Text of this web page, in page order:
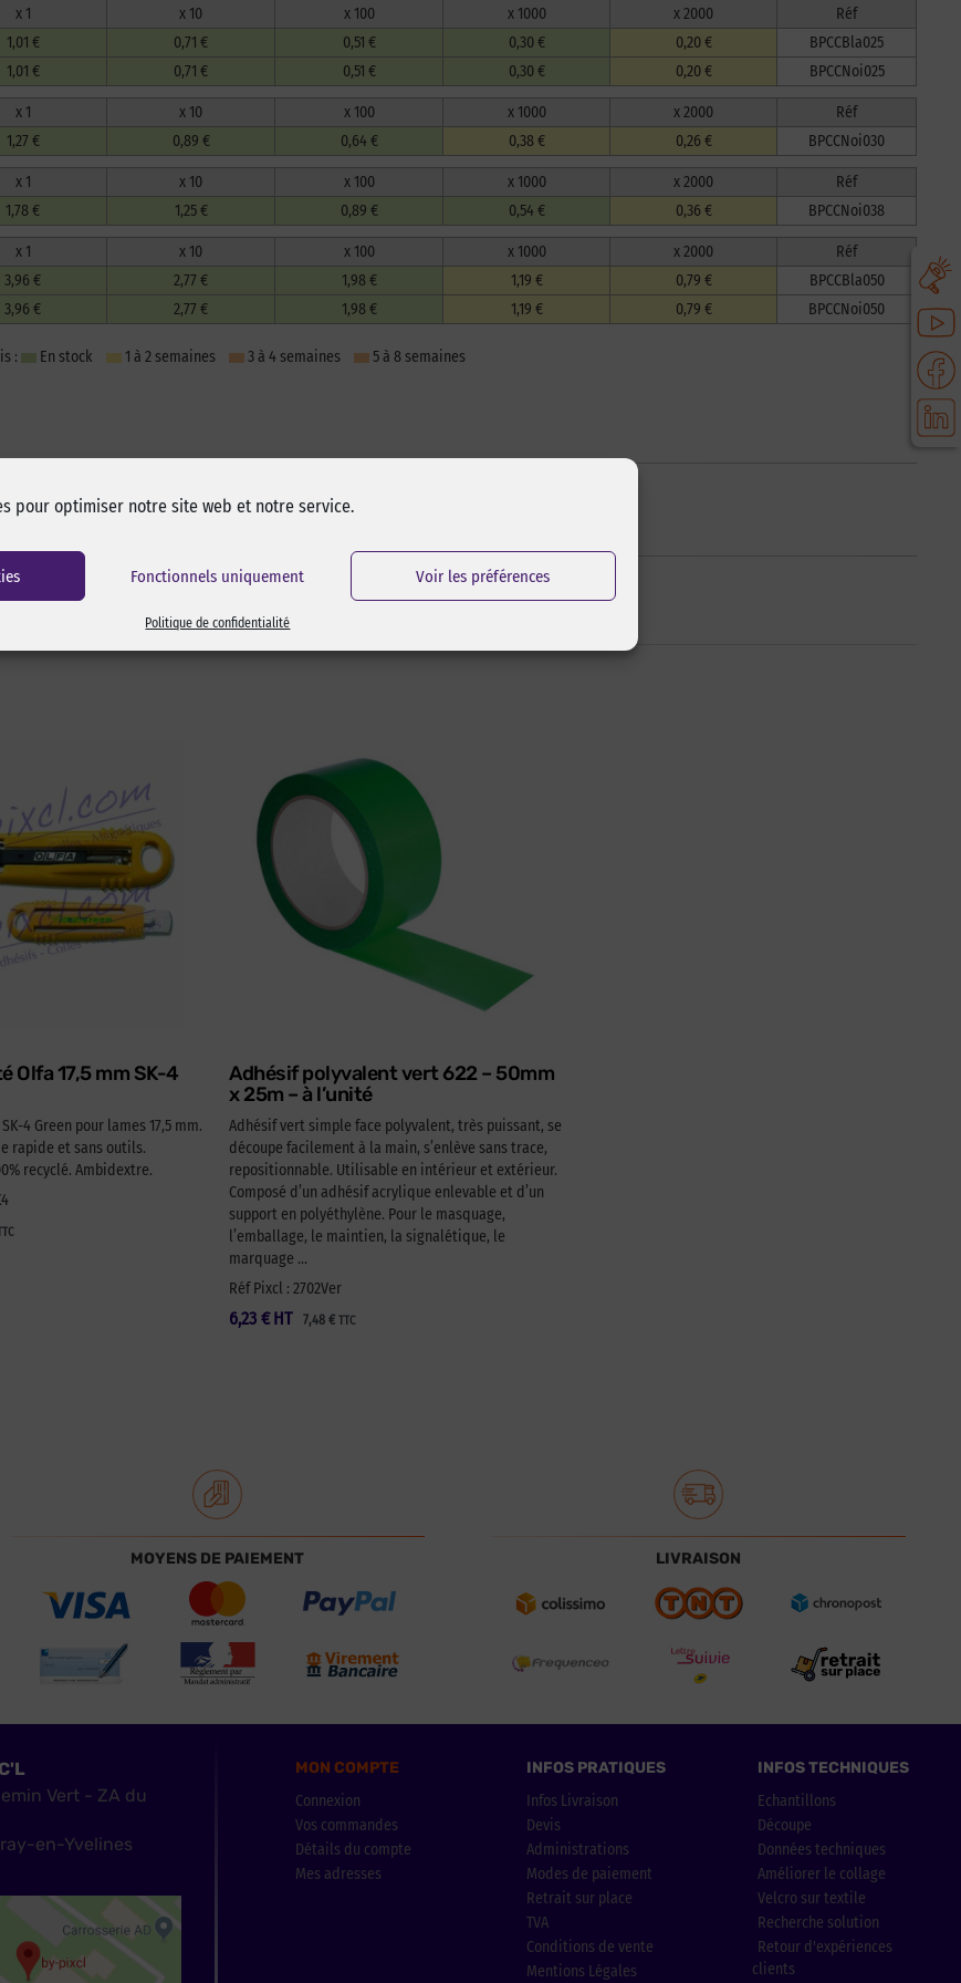
pour optimiser notre site web et notre service.
Fonctionnels uniquement Voir les préférences
Politique de confidentialité
x 1 x 10 x 100 x 1000 x 2000
Réf
1,01 € 0,71 € 0,51 € 0,30 € 0,20 €
BPCCBla025
1,01 € 0,71 € 0,51 € 0,30 € 0,20 € BPCCNoi025
x 1 x 10 x 100 x 1000 x 2000
Réf
1,27 € 0,89 € 0,64 € 0,38 € 0,26 € BPCCNoi030
x 1 x 10 x 100 x 1000 x 2000
Réf
1,78 € 1,25 € 0,89 € 0,54 € 0,36 € BPCCNoi038
x 1 x 10 x 100 x 1000 x 2000
Réf
3,96 € 2,77 € 1,98 € 1,19 € 0,79 €
BPCCBla050
3,96 € 2,77 € 1,98 € 1,19 € 0,79 € BPCCNoi050
: En stock 1 à 2 semaines 3 à 4 semaines 5 à 8 semaines
Olfa 17,5 mm SK-4
4 Green pour lames 17,5 mm.
rapide et sans outils.
recyclé. Ambidextre.
Adhésif polyvalent vert 622 – 50mm
x 25m – à l’unité
Adhésif vert simple face polyvalent, très puissant, se
découpe facilement à la main, s’enlève sans trace,
repositionnable. Utilisable en intérieur et extérieur.
Composé d’un adhésif acrylique enlevable et d’un
support en polyéthylène. Pour le masquage,
l’emballage, le maintien, la signalétique, le
marquage …
Réf Pixcl : 2702Ver
6,23 € 7,48 € TTC
HT
MOYENS DE PAIEMENT LIVRAISON
Vert - ZA du
en-Yvelines
MON COMPTE
Connexion
Vos commandes
Détails du compte
Mes adresses
INFOS PRATIQUES
Infos Livraison
Devis
Administrations
Modes de paiement
Retrait sur place
TVA
Conditions de vente
Mentions Légales
INFOS TECHNIQUES
Echantillons
Découpe
Données techniques
Améliorer le collage
Velcro sur textile
Recherche solution
Retour d'expériences
clients